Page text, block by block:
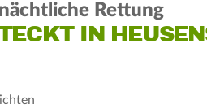
Rettung
IN